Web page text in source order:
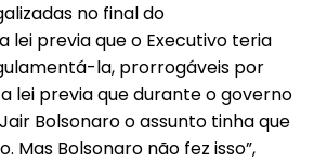
no final do
lei previa que o Executivo teria
la, prorrogáveis por
a lei previa que durante o governo
Bolsonaro o assunto tinha que
Mas Bolsonaro não fez isso”,